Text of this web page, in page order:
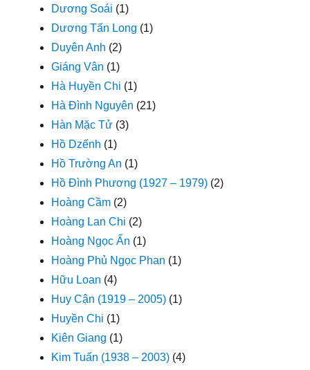
Dương Soái (1)
Dương Tấn Long (1)
Duyên Anh (2)
Giáng Vân (1)
Hà Huyền Chi (1)
Hà Đình Nguyên (21)
Hàn Mặc Tử (3)
Hồ Dzếnh (1)
Hồ Trường An (1)
Hồ Đình Phương (1927 – 1979) (2)
Hoàng Cầm (2)
Hoàng Lan Chi (2)
Hoàng Ngọc Ẩn (1)
Hoàng Phủ Ngọc Phan (1)
Hữu Loan (4)
Huy Cận (1919 – 2005) (1)
Huyền Chi (1)
Kiên Giang (1)
Kim Tuấn (1938 – 2003) (4)